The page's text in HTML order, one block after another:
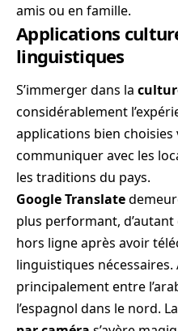
amis ou en famille.
Applications
linguistiques
S’immerger dans la
considérablement
applications bien choisies
communiquer avec les
les traditions du pays.
Google Translate
plus performant,
hors ligne après avoir
linguistiques
principalement entre
l’espagnol dans le nord.